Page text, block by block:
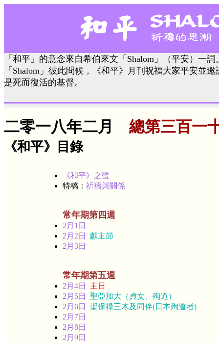
「和平」的意念來自希伯來文「Shalom」（平安）一
「Shalom」彼此問候，《和平》月刊祝福大家平安並
是死而復活的基督。
二零一八年二月 總第三百一
《和平》目錄
《和平》之聲
特稿： 祈禱與關係
常年期第四週
2月1日
2月2日 獻主節
2月3日
常年期第五週
2月4日 主日
2月5日 聖亞加大（貞女、殉道）
2月6日 聖保祿三木及同伴(日本殉道者)
2月7日
2月8日
2月9日